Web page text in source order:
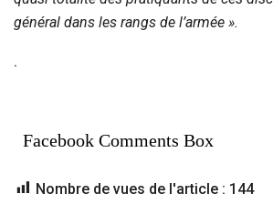
général dans les rangs de l’armée ».
.
Facebook Comments Box
Nombre de vues de l'article : 144